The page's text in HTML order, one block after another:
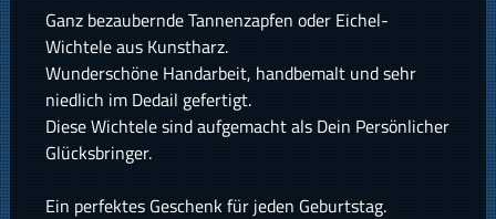
Ganz bezaubernde Tannenzapfen oder Eichel-
Wichtele aus Kunstharz.
Wunderschöne Handarbeit, handbemalt und sehr
niedlich im Dedail gefertigt.
Diese Wichtele sind aufgemacht als Dein Persönlicher
Glücksbringer.
Ein perfektes Geschenk für jeden Geburtstag.